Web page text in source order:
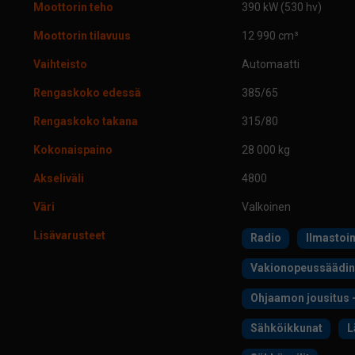
Moottorin teho 390 kW (530 hv)
Moottorin tilavuus 12 990 cm³
Vaihteisto Automaatti
Rengaskoko edessä 385/65
Rengaskoko takana 315/80
Kokonaispaino 28 000 kg
Akseliväli 4800
Väri Valkoinen
Lisävarusteet Radio
Vakionopeussäädin
Ohjaamon jousitus
Sähköikkunat